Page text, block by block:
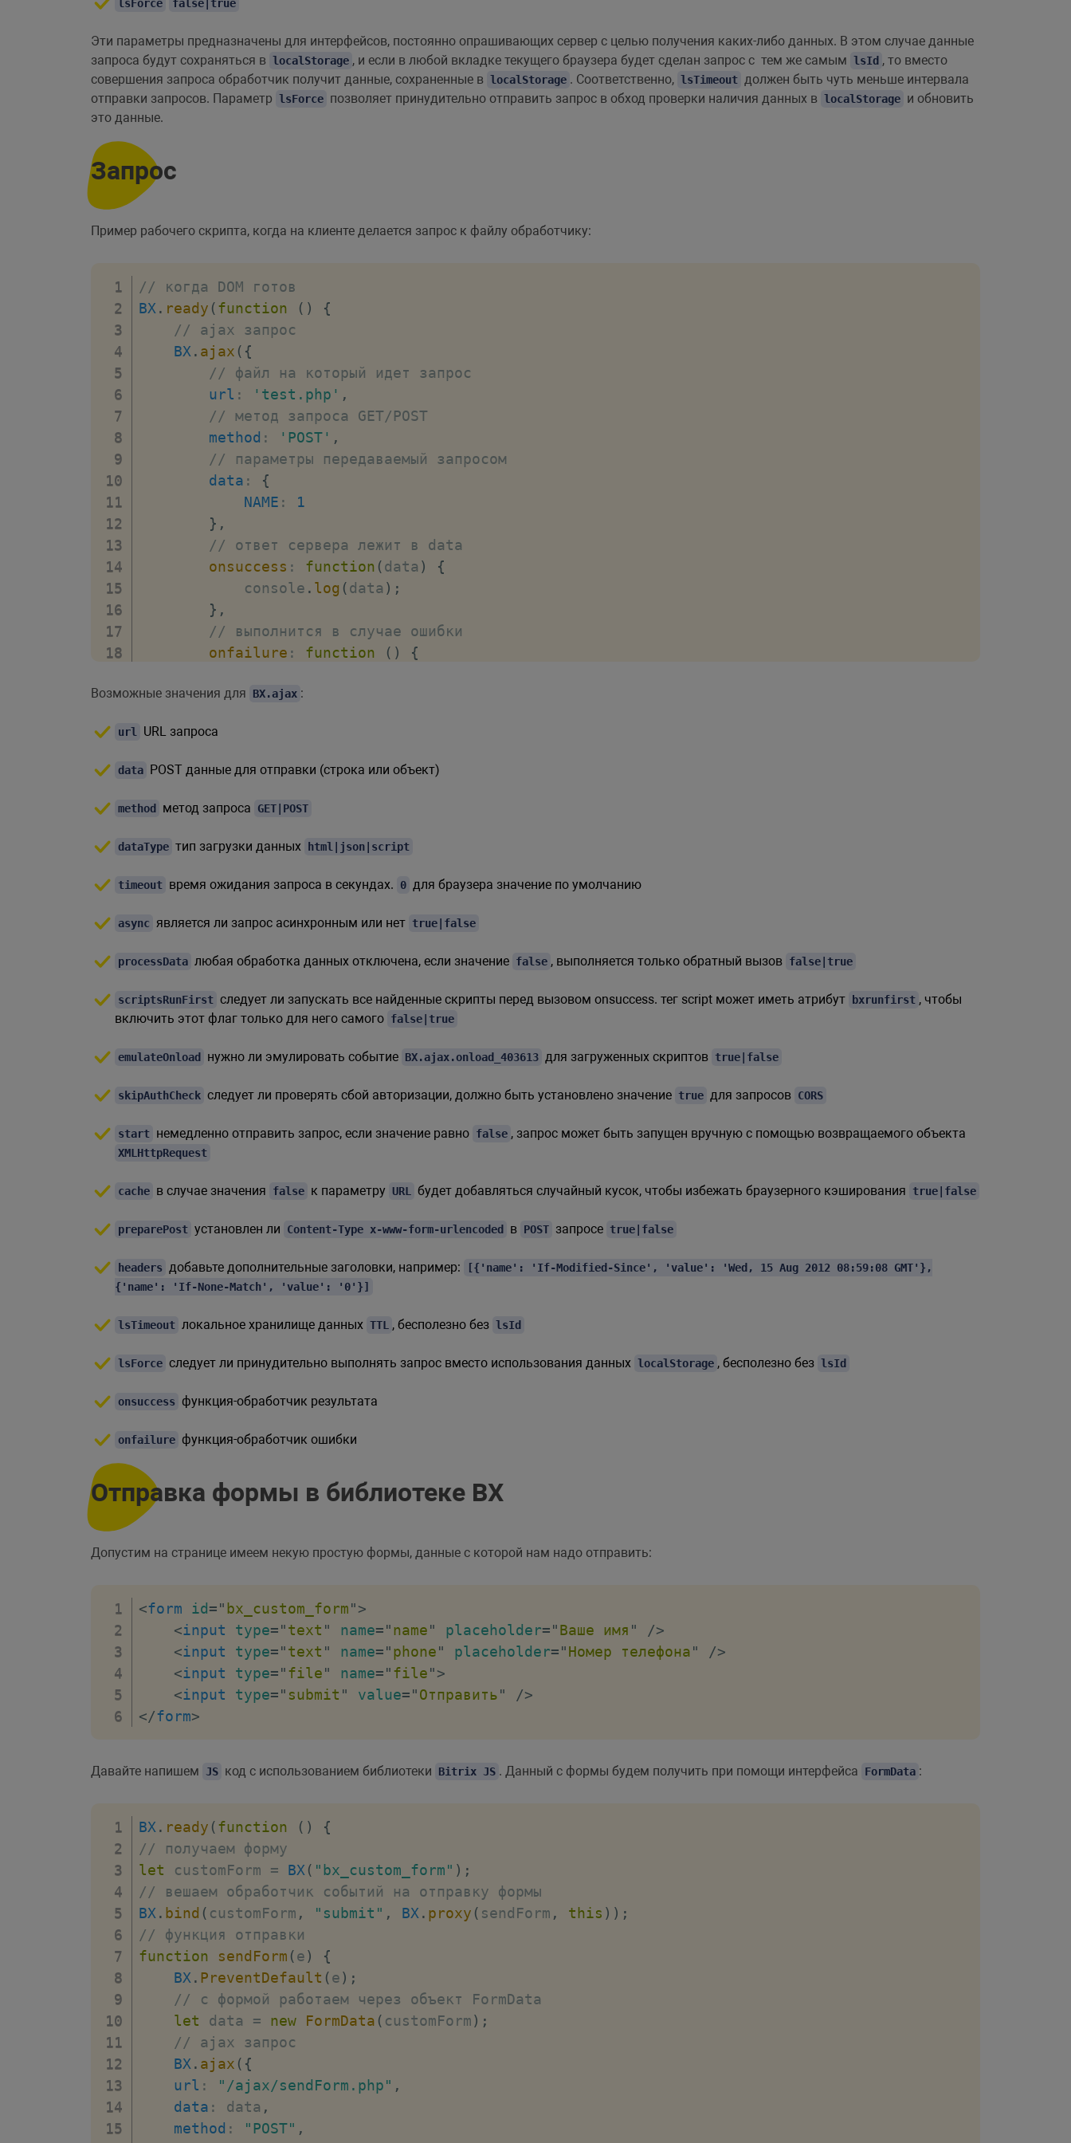
lsForce false|true
Эти параметры предназначены для интерфейсов, постоянно опрашивающих сервер с целью получения каких-либо данных. В этом случае данные
запроса будут сохраняться в localStorage , и если в любой вкладке текущего браузера будет сделан запрос с тем же самым lsId , то вместо
совершения запроса обработчик получит данные, сохраненные в localStorage . Соответственно, lsTimeout должен быть чуть меньше интервала
отправки запросов. Параметр lsForce позволяет принудительно отправить запрос в обход проверки наличия данных в localStorage и обновить
это данные.
Запрос
Пример рабочего скрипта, когда на клиенте делается запрос к файлу обработчику:
// когда DOM готов
BX . ready (function ( )
{
// ajax запрос
BX . ajax ( {
// файл на который идет запрос
url : 'test.php' ,
// метод запроса GET/POST
method : 'POST' ,
// параметры передаваемый запросом
data :
{
NAME :
1
} ,
// ответ сервера лежит в data
onsuccess : function (data )
{
            console
. log (data ) ;
} ,
// выполнится в случае ошибки
onfailure : function ( )
{
},
}
Возможные значения для BX.ajax :
url URL запроса
data POST данные для отправки (строка или объект)
method метод запроса GET|POST
dataType тип загрузки данных html|json|script
timeout время ожидания запроса в секундах. 0 для браузера значение по умолчанию
async является ли запрос асинхронным или нет true|false
processData любая обработка данных отключена, если значение false , выполняется только обратный вызов false|true
scriptsRunFirst следует ли запускать все найденные скрипты перед вызовом onsuccess. тег script может иметь атрибут bxrunfirst , чтобы
включить этот флаг только для него самого false|true
emulateOnload нужно ли эмулировать событие BX.ajax.onload_403613 для загруженных скриптов true|false
skipAuthCheck следует ли проверять сбой авторизации, должно быть установлено значение true для запросов CORS
start немедленно отправить запрос, если значение равно false , запрос может быть запущен вручную с помощью возвращаемого объекта
XMLHttpRequest
cache в случае значения false к параметру URL будет добавляться случайный кусок, чтобы избежать браузерного кэширования true|false
preparePost установлен ли Content-Type x-www-form-urlencoded в POST запросе true|false
headers добавьте дополнительные заголовки, например:
[{'name': 'If-Modified-Since', 'value': 'Wed, 15 Aug 2012 08:59:08 GMT'},
{'name': 'If-None-Match', 'value': '0'}]
lsTimeout локальное хранилище данных TTL , бесполезно без lsId
lsForce следует ли принудительно выполнять запрос вместо использования данных localStorage , бесполезно без lsId
onsuccess функция-обработчик результата
onfailure функция-обработчик ошибки
Отправка формы в библиотеке BX
Допустим на странице имеем некую простую формы, данные с которой нам надо отправить:
<form id=" bx_custom_form">
<input type="text " name="name" placeholder="Ваше имя "
/>
<input type="text " name="phone" placeholder="Номер телефона"
/>
<input type="file" name="file">
<input type=" submit " value="Отправить"
/>
</form>
Давайте напишем JS код с использованием библиотеки Bitrix JS . Данный с формы будем получить при помощи интерфейса FormData :
BX . ready (function ( )
{
// получаем форму
let customForm = BX ( "bx_custom_form" ) ;
// вешаем обработчик событий на отправку формы
BX . bind ( customForm , "submit" , BX . proxy ( sendForm , this ) ) ;
// функция отправки
function
sendForm (e)
{
BX . PreventDefault (e) ;
// с формой работаем через объект FormData
let data = new FormData ( customForm) ;
// ajax запрос
BX . ajax ( {
url : "/ajax/sendForm.php" ,
data : data ,
method : "POST" ,